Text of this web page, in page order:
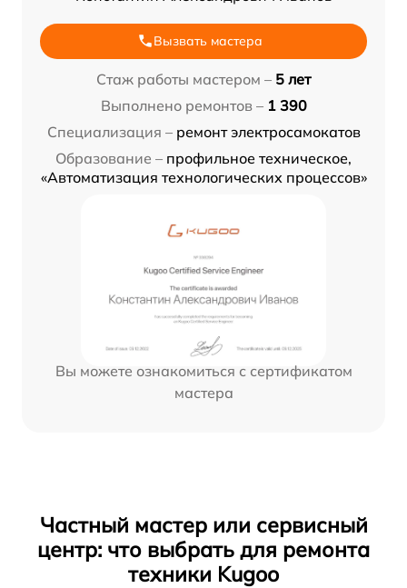
Вызвать мастера
Стаж работы мастером – 5 лет
Выполнено ремонтов – 1 390
Специализация – ремонт электросамокатов
Образование – профильное техническое,
«Автоматизация технологических процессов»
Вы можете ознакомиться с сертификатом
мастера
Частный мастер или сервисный
центр: что выбрать для ремонта
техники Kugoo